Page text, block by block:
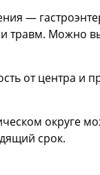
—
травм. Можно
от центра и
округе
срок.